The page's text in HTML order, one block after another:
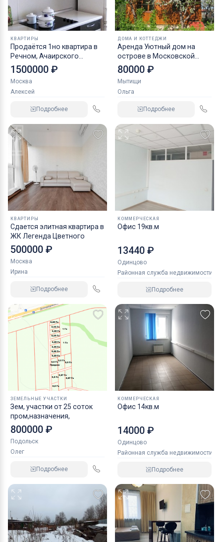
КВАРТИРЫ
Продаётся 1но квартира в
Речном, Ачаирского
района, Омской области
1500000 ₽
Москва
Алексей
Подробнее
ДОМА И КОТТЕДЖИ
Аренда Уютный дом на
острове в Московской
области
80000 ₽
Мытищи
Ольга
Подробнее
КВАРТИРЫ
Сдается элитная квартира в
ЖК Легенда Цветного
500000 ₽
Москва
Ирина
Подробнее
КОММЕРЧЕСКАЯ
Офис 19кв.м
13440 ₽
Одинцово
Районная служба недвижимости
Подробнее
ЗЕМЕЛЬНЫЕ УЧАСТКИ
Зем, участки от 25 соток
пром,назначения,
800000 ₽
Подольск
Олег
Подробнее
КОММЕРЧЕСКАЯ
Офис 14кв.м
14000 ₽
Одинцово
Районная служба недвижимости
Подробнее